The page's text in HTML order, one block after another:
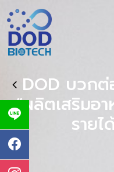
DOD บวกต่
“ผลิตเสริมอ
ราย